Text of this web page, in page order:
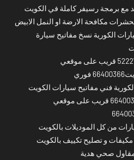
مع برمجة رسيفر كاملة في الكويت
مكافحة الارضة او النمل الابيض
الكورية نسخ مفاتيح سيارة
فني مفاتيح سيارات الكويت
من كل الموديلات بالكويت
و تصليح تكييف بالكويت
صحي هدية